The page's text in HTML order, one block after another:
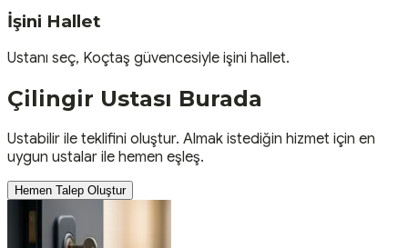
İşini Hallet
Ustanı seç, Koçtaş güvencesiyle işini hallet.
Çilingir Ustası Burada
Ustabilir ile teklifini oluştur. Almak istediğin hizmet için en
uygun ustalar ile hemen eşleş.
Hemen Talep Oluştur